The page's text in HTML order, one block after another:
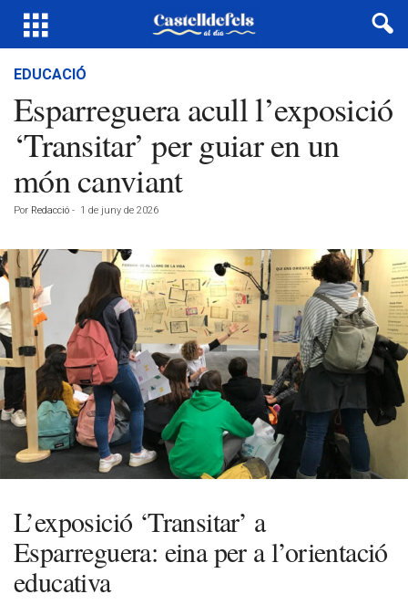
EDUCACIÓ
Esparreguera acull l’exposició
‘Transitar’ per guiar en un
món canviant
Por Redacció - 1 de juny de 2026
L’exposició ‘Transitar’ a
Esparreguera: eina per a l’orientació
educativa